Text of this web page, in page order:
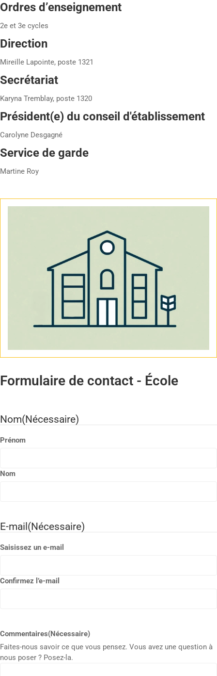
Ordres d’enseignement
2e et 3e cycles
Direction
Mireille Lapointe, poste 1321
Secrétariat
Karyna Tremblay, poste 1320
Président(e) du conseil d'établissement
Carolyne Desgagné
Service de garde
Martine Roy
Formulaire de contact - École
Nom(Nécessaire)
Prénom
Nom
E-mail (Nécessaire)
Saisissez un e-mail
Confirmez l’e-mail
Commentaires(Nécessaire)
Faites-nous savoir ce que vous pensez. Vous avez une question à
nous poser ? Posez-la.